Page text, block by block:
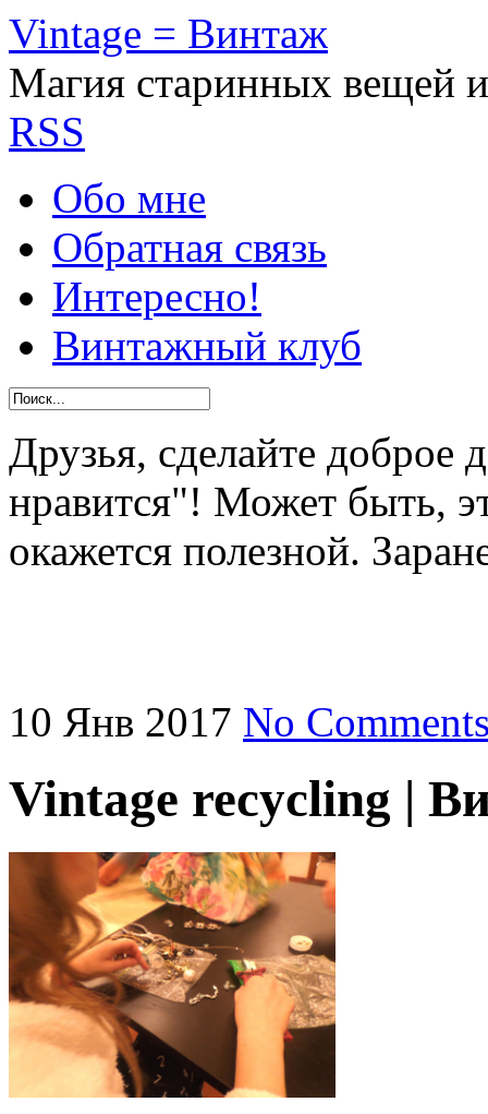
Vintage = Винтаж
Магия старинных вещей
RSS
Обо мне
Обратная связь
Интересно!
Винтажный клуб
Друзья, сделайте
нравится"! Может быть,
окажется полезной.
10 Янв 2017 No
Vintage recycling |